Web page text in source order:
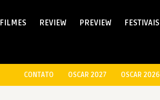
FILMES REVIEW PREVIEW FESTIVAIS
CONTATO OSCAR 2027 OSCAR 2026